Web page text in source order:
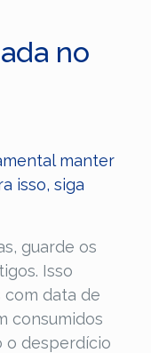
no
manter
isso, siga
guarde os
Isso
data de
consumidos
o desperdício